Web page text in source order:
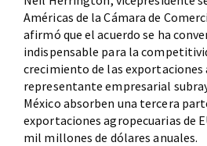
Américas de la Cámara de
afirmó que el acuerdo se ha
indispensable para la
crecimiento de las exportaciones
representante empresarial
México absorben una tercera
exportaciones agropecuarias de
mil millones de dólares anuales.